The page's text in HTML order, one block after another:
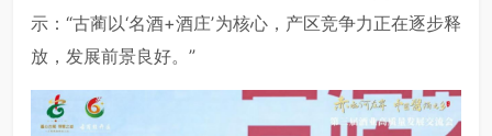
示：“古蔺以‘名酒+酒庄’为核心，产区竞争力正在逐步释
放，发展前景良好。”